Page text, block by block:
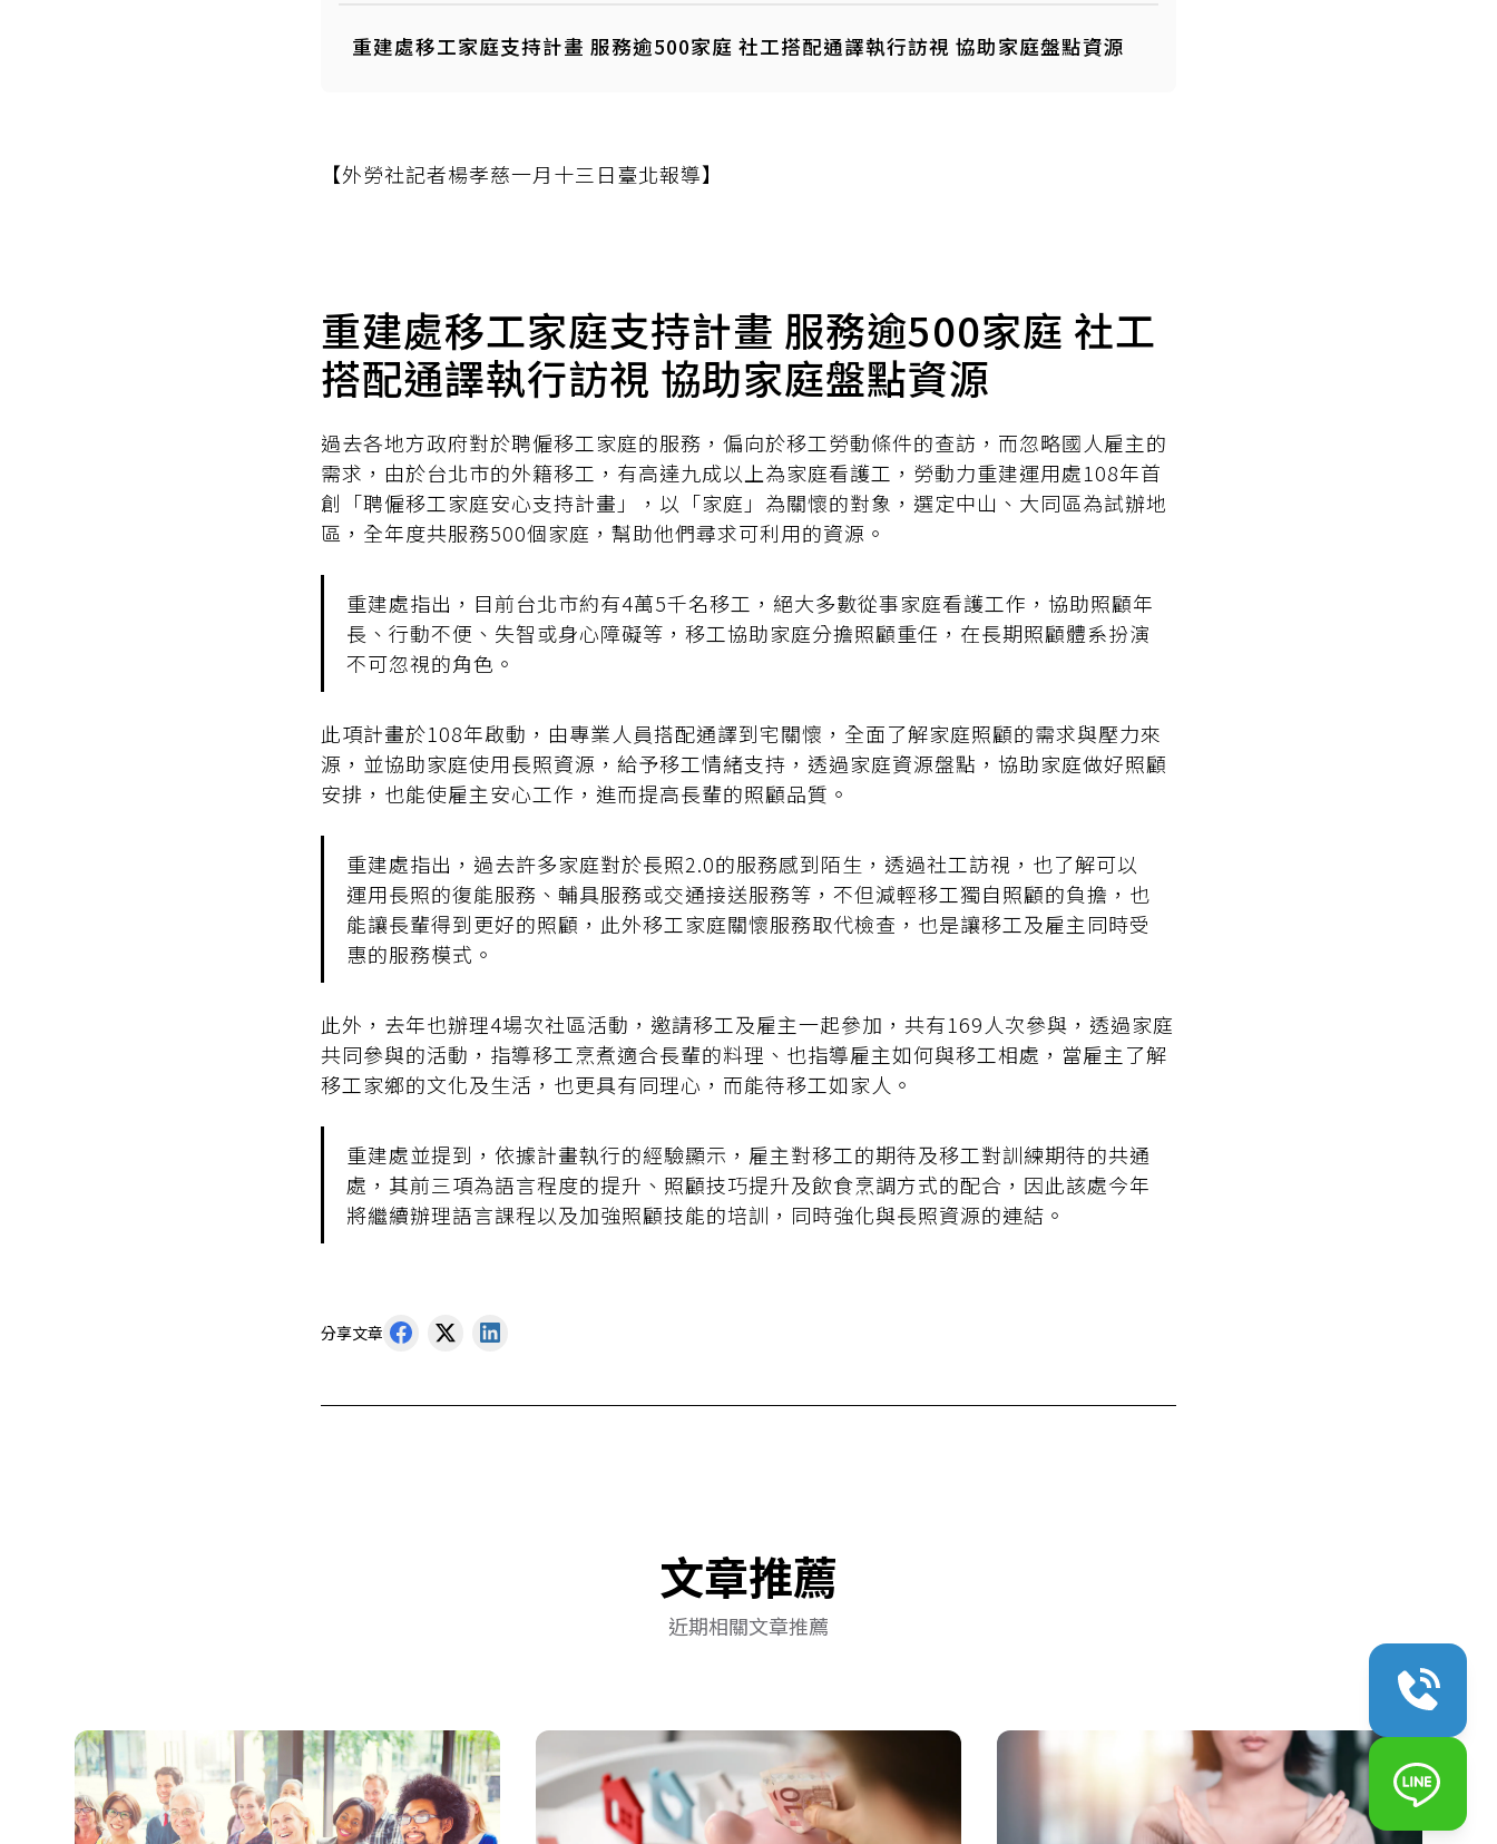
重建處移工家庭支持計畫 服務逾500家庭 社工搭配通譯執行訪視 協助家庭盤點資源
【外勞社記者楊孝慈一月十三日臺北報導】
重建處移工家庭支持計畫 服務逾500家庭 社工
搭配通譯執行訪視 協助家庭盤點資源
過去各地方政府對於聘僱移工家庭的服務，偏向於移工勞動條件的查訪，而忽略國人雇主的
需求，由於台北市的外籍移工，有高達九成以上為家庭看護工，勞動力重建運用處108年首
創「聘僱移工家庭安心支持計畫」，以「家庭」為關懷的對象，選定中山、大同區為試辦地
區，全年度共服務500個家庭，幫助他們尋求可利用的資源。
重建處指出，目前台北市約有4萬5千名移工，絕大多數從事家庭看護工作，協助照顧年
長、行動不便、失智或身心障礙等，移工協助家庭分擔照顧重任，在長期照顧體系扮演
不可忽視的角色。
此項計畫於108年啟動，由專業人員搭配通譯到宅關懷，全面了解家庭照顧的需求與壓力來
源，並協助家庭使用長照資源，給予移工情緒支持，透過家庭資源盤點，協助家庭做好照顧
安排，也能使雇主安心工作，進而提高長輩的照顧品質。
重建處指出，過去許多家庭對於長照2.0的服務感到陌生，透過社工訪視，也了解可以
運用長照的復能服務、輔具服務或交通接送服務等，不但減輕移工獨自照顧的負擔，也
能讓長輩得到更好的照顧，此外移工家庭關懷服務取代檢查，也是讓移工及雇主同時受
惠的服務模式。
此外，去年也辦理4場次社區活動，邀請移工及雇主一起參加，共有169人次參與，透過家庭
共同參與的活動，指導移工烹煮適合長輩的料理、也指導雇主如何與移工相處，當雇主了解
移工家鄉的文化及生活，也更具有同理心，而能待移工如家人。
重建處並提到，依據計畫執行的經驗顯示，雇主對移工的期待及移工對訓練期待的共通
處，其前三項為語言程度的提升、照顧技巧提升及飲食烹調方式的配合，因此該處今年
將繼續辦理語言課程以及加強照顧技能的培訓，同時強化與長照資源的連結。
分享文章
文章推薦
近期相關文章推薦